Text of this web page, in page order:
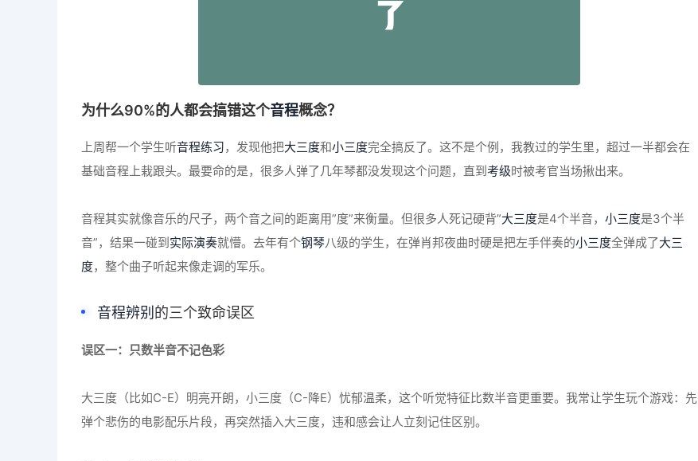
为什么90%的人都会搞错这个音程概念？
上周帮一个学生听音程练习，发现他把大三度和小三度完全搞反了。这不是个例，我教过的学生里，超过一半都会在
基础音程上栽跟头。最要命的是，很多人弹了几年琴都没发现这个问题，直到考级时被考官当场揪出来。
音程其实就像音乐的尺子，两个音之间的距离用”度”来衡量。但很多人死记硬背”大三度是4个半音， 小三度是3个半
音”，结果一碰到实际演奏就懵。去年有个钢琴八级的学生，在弹肖邦夜曲时硬是把左手伴奏的小三度全弹成了大三
度，整个曲子听起来像走调的军乐。
音程辨别 的三个致命误区
误区一：只数半音不记色彩
大三度（比如C-E）明亮开朗，小三度（C-降E）忧郁温柔，这个听觉特征比数半音更重要。我常让学生玩个游戏：先
弹个悲伤的电影配乐片段，再突然插入大三度，违和感会让人立刻记住区别。